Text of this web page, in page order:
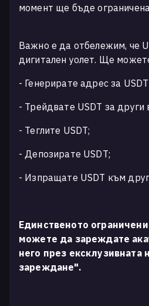
момент ще бъде
Важно е да отбележим, че
дигитален уолет. Ще
- Генерирате адрес за
- Трейдвате USDT за други
- Теглите USDT;
- Депозирате USDT;
- Изпращате USDT към
Единственото
можете да зареждате
него през ексклузивната
зареждане".